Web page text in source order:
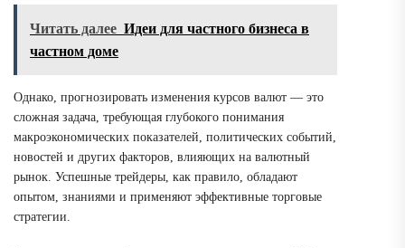
Читать далее Идеи для частного бизнеса в
частном доме
Однако, прогнозировать изменения курсов валют — это
сложная задача, требующая глубокого понимания
макроэкономических показателей, политических событий,
новостей и других факторов, влияющих на валютный
рынок. Успешные трейдеры, как правило, обладают
опытом, знаниями и применяют эффективные торговые
стратегии.